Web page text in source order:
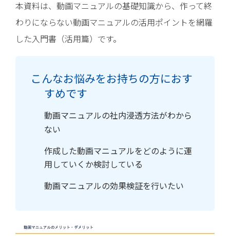
本資料は、動画マニュアルの基礎知識から、作って終
わりにならない動画マニュアルの活用ポイントを網羅
した入門書（活用篇）です。
こんなお悩みをお持ちの方におす
すめです
動画マニュアルの社内浸透方法がわから
ない
作成した動画マニュアルをどのように運
用していくか検討している
動画マニュアルの効果検証を行いたい